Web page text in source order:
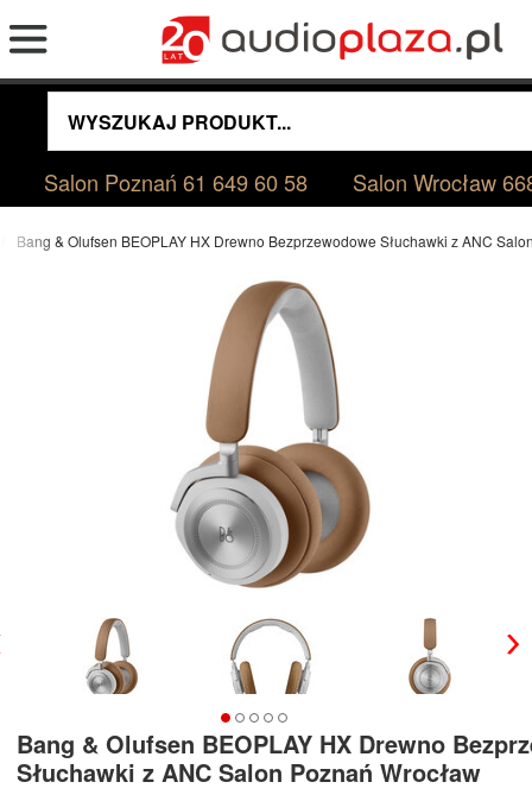
Salon Poznań61 649 60 58 Salon Wrocław
Bang & Olufsen BEOPLAY HX Drewno Bezprzewodowe Słuchawki z ANC
Bang & Olufsen BEOPLAY HX Drewno
Słuchawki z ANC Salon Poznań Wrocław